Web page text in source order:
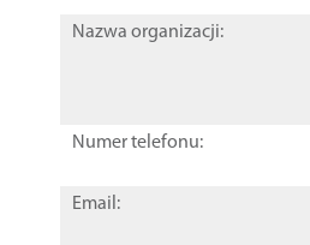
Nazwa organizacji:
Numer telefonu:
Email: